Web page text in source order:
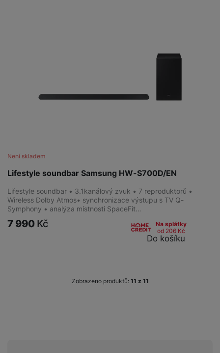
Lifestyle soundbar Samsung HW-S700D/EN
Není skladem
Lifestyle soundbar • 3.1kanálový zvuk • 7 reproduktorů •
Wireless Dolby Atmos• synchronizace výstupu s TV Q-
Symphony • analýza místnosti SpaceFit…
7 990 Kč
Na splátky
od 206 Kč
Do košíku
Zobrazeno produktů: z 11